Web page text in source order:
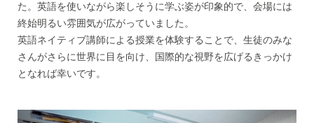
た。英語を使いながら楽しそうに学ぶ姿が印象的で、会場には
終始明るい雰囲気が広がっていました。
英語ネイティブ講師による授業を体験することで、生徒のみな
さんがさらに世界に目を向け、国際的な視野を広げるきっかけ
となれば幸いです。